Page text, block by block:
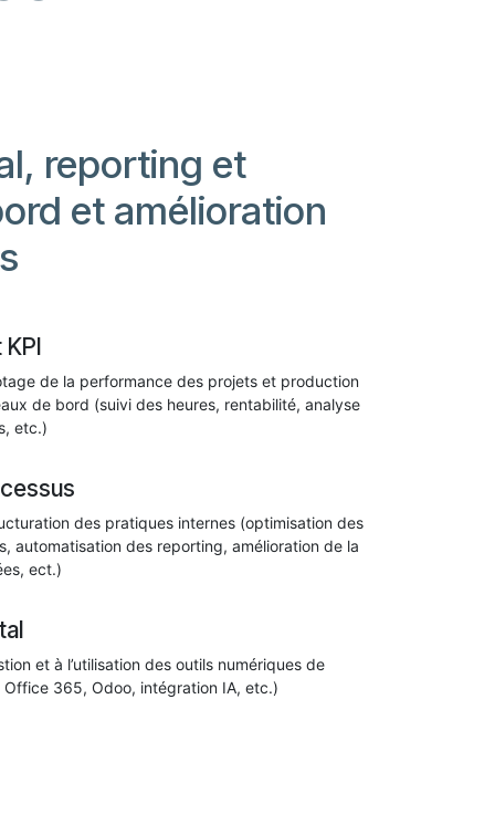
reporting et
et amélioration
de la performance des projets et production
de bord (suivi des heures, rentabilité, analyse
etc.)
des pratiques internes (optimisation des
automatisation des reporting, amélioration de la
ect.)
et à l’utilisation des outils numériques de
Office 365, Odoo, intégration IA, etc.)